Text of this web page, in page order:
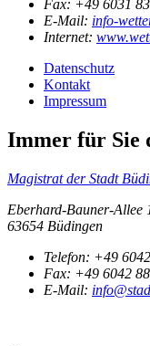
Fax: +49 6031
E-Mail: info-
Internet:
Datenschutz
Kontakt
Impressum
Immer für Sie
Magistrat der Stadt
Eberhard-Bauner-Allee
63654 Büdingen
Telefon: +49
Fax: +49 6042
E-Mail: